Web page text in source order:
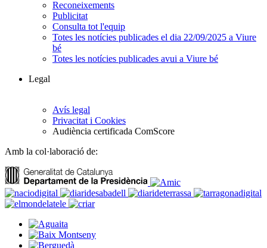
Reconeixements
Publicitat
Consulta tot l'equip
Totes les notícies publicades el dia 22/09/2025 a Viure
bé
Totes les notícies publicades avui a Viure bé
Legal
Avís legal
Privacitat i Cookies
Audiència certificada ComScore
Amb la col·laboració de: